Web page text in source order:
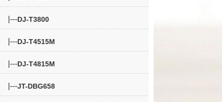
|---DJ-T3800
|---DJ-T4515M
|---DJ-T4815M
|---JT-DBG658